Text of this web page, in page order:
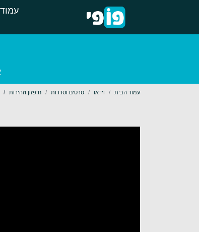
עמוד הבית וידאו סרטים וסדרות חיפזון וזהירות